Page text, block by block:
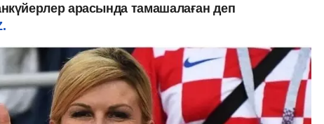
арасында тамашалаған деп